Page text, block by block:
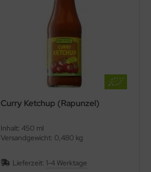
Curry Ketchup (Rapunzel)
Inhalt: 450 ml
Versandgewicht: 0,480 kg
Lieferzeit: 1-4 Werktage